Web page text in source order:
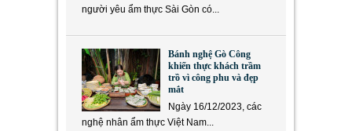
người yêu ẩm thực Sài Gòn có...
Bánh nghệ Gò Công
khiến thực khách trầm
trồ vì công phu và đẹp
mắt
Ngày 16/12/2023, các
nghệ nhân ẩm thực Việt Nam...